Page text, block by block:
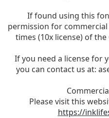
If found using this
permission for
times (10x license) of
If you need a license for
you can contact us at:
Please visit this
https://